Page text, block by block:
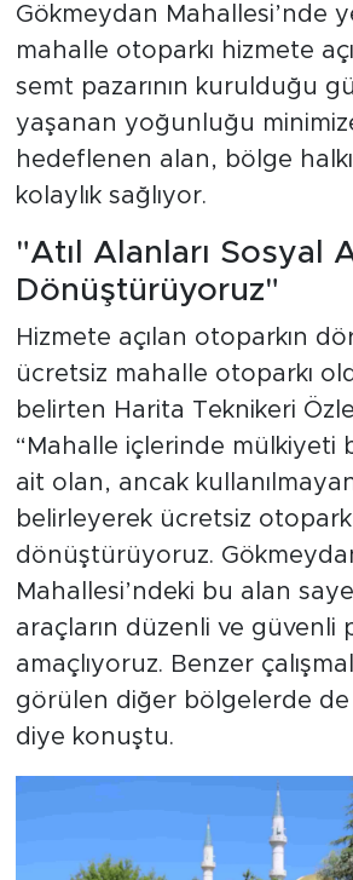
Gökmeydan Mahallesi’nde
mahalle otoparkı hizmete
semt pazarının kurulduğu
yaşanan yoğunluğu
hedeflenen alan, bölge
kolaylık sağlıyor.
"Atıl Alanları Sosyal
Dönüştürüyoruz"
Hizmete açılan otoparkın
ücretsiz mahalle otoparkı
belirten Harita Teknikeri
“Mahalle içlerinde mülkiyeti
ait olan, ancak
belirleyerek ücretsiz
dönüştürüyoruz.
Mahallesi’ndeki bu alan
araçların düzenli ve güvenli
amaçlıyoruz. Benzer
görülen diğer bölgelerde de
diye konuştu.